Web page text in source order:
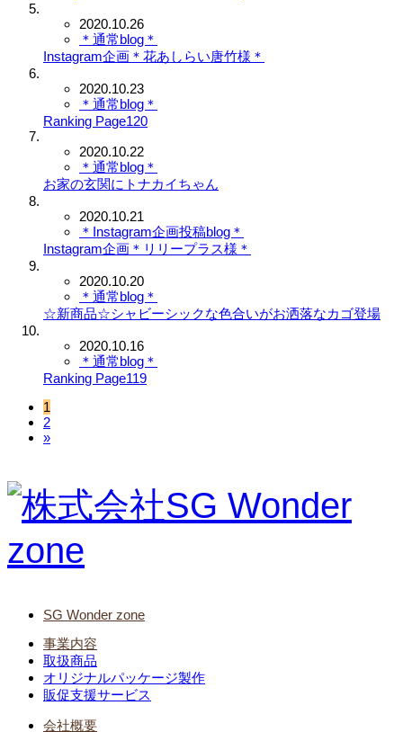
2020.10.26
＊通常blog＊
Instagram企画＊花あしらい唐竹様＊
2020.10.23
＊通常blog＊
Ranking Page120
2020.10.22
＊通常blog＊
お家の玄関にトナカイちゃん
2020.10.21
＊Instagram企画投稿blog＊
Instagram企画＊リリープラス様＊
2020.10.20
＊通常blog＊
☆新商品☆シャビーシックな色合いがお洒落なカゴ登場
2020.10.16
＊通常blog＊
Ranking Page119
1
2
»
SG Wonder zone
事業内容
取扱商品
オリジナルパッケージ製作
販促支援サービス
会社概要